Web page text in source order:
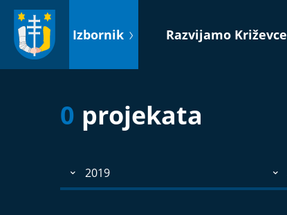
sadržaj
Izbornik Razvijamo Križevce
0 projekata
2019